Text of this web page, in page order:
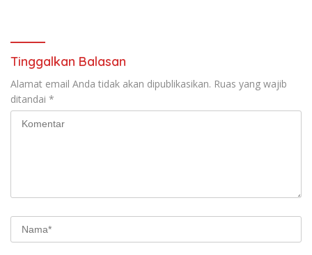
Tinggalkan Balasan
Alamat email Anda tidak akan dipublikasikan. Ruas yang wajib
ditandai *